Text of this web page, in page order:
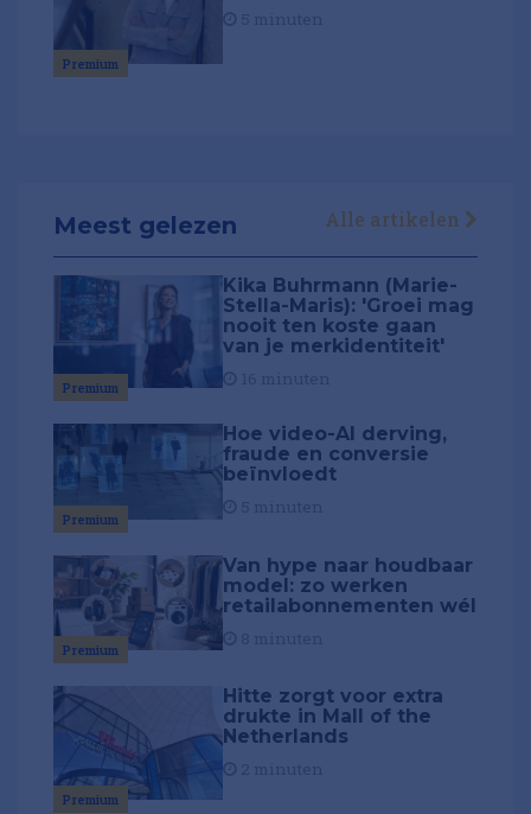
Premium
Meest gelezen Alle artikelen
Premium
Kika Buhrmann (Marie-
Stella-Maris): 'Groei mag
nooit ten koste gaan
van je merkidentiteit'
Premium
Hoe video-AI derving,
fraude en conversie
beïnvloedt
Premium
Van hype naar houdbaar
model: zo werken
retailabonnementen wél
Premium
Hitte zorgt voor extra
drukte in Mall of the
Netherlands